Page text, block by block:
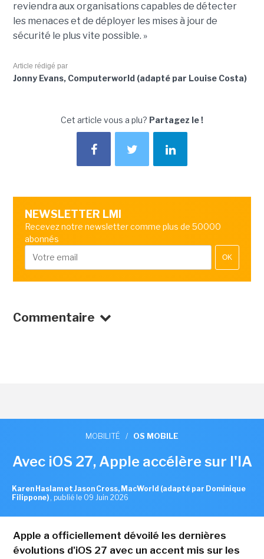
reviendra aux organisations capables de détecter
les menaces et de déployer les mises à jour de
sécurité le plus vite possible. »
Article rédigé par
Jonny Evans, Computerworld (adapté par Louise Costa)
Cet article vous a plu? Partagez le !
NEWSLETTER LMI
Recevez notre newsletter comme plus de 50000
abonnés
OK
Commentaire
MOBILITÉ / OS MOBILE
Avec iOS 27, Apple accélère sur l'IA
Karen Haslam et Jason Cross, MacWorld (adapté par Dominique
Filippone) , publié le 09 Juin 2026
Apple a officiellement dévoilé les dernières
évolutions d'iOS 27 avec un accent mis sur les